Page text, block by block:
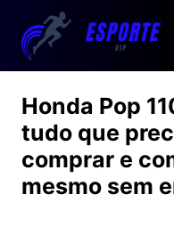
Honda Pop
tudo que
comprar e
mesmo sem